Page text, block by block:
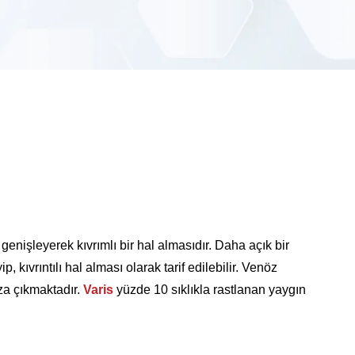
kıvrımlı bir hal almasıdır. Daha açık bir
kıvrıntılı hal alması olarak tarif edilebilir. Venöz
çıkmaktadır. Varis yüzde 10 sıklıkla rastlanan yaygın